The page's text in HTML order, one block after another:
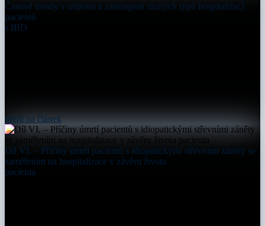
Časové trendy v objemu a zastoupení různých typů hospitalizací
pacientů
s IBD
přejít na článek
Díl VI. – Příčiny úmrtí pacientů s idiopatickými střevními záněty se
zaměřením na hospitalizace v závěru života
pacienta